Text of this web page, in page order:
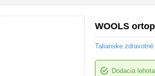
WOOLS
Talianske
Dodacia